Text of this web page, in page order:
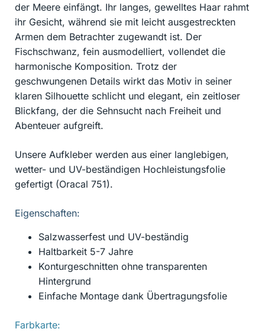
der Meere einfängt. Ihr langes, gewelltes Haar rahmt
ihr Gesicht, während sie mit leicht ausgestreckten
Armen dem Betrachter zugewandt ist. Der
Fischschwanz, fein ausmodelliert, vollendet die
harmonische Komposition. Trotz der
geschwungenen Details wirkt das Motiv in seiner
klaren Silhouette schlicht und elegant, ein zeitloser
Blickfang, der die Sehnsucht nach Freiheit und
Abenteuer aufgreift.
Unsere Aufkleber werden aus einer langlebigen,
wetter- und UV-beständigen Hochleistungsfolie
gefertigt (Oracal 751).
Eigenschaften:
Salzwasserfest und UV-beständig
Haltbarkeit 5-7 Jahre
Konturgeschnitten ohne transparenten
Hintergrund
Einfache Montage dank Übertragungsfolie
Farbkarte: